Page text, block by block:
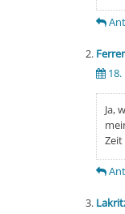
Ferrer
Ja,
Zeit